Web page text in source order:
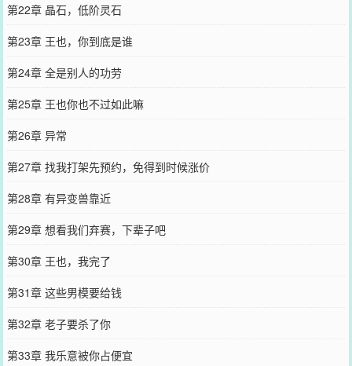
第22章 晶石，低阶灵石
第23章 王也，你到底是谁
第24章 全是别人的功劳
第25章 王也你也不过如此嘛
第26章 异常
第27章 找我打架先预约，免得到时候涨价
第28章 有异变兽靠近
第29章 想看我们弃赛，下辈子吧
第30章 王也，我完了
第31章 这些男模要给钱
第32章 老子要杀了你
第33章 我乐意被你占便宜